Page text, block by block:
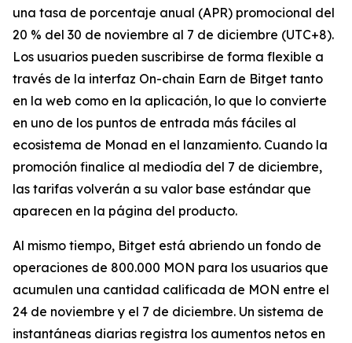
una tasa de porcentaje anual (APR) promocional del
20 % del 30 de noviembre al 7 de diciembre (UTC+8).
Los usuarios pueden suscribirse de forma flexible a
través de la interfaz On-chain Earn de Bitget tanto
en la web como en la aplicación, lo que lo convierte
en uno de los puntos de entrada más fáciles al
ecosistema de Monad en el lanzamiento. Cuando la
promoción finalice al mediodía del 7 de diciembre,
las tarifas volverán a su valor base estándar que
aparecen en la página del producto.
Al mismo tiempo, Bitget está abriendo un fondo de
operaciones de 800.000 MON para los usuarios que
acumulen una cantidad calificada de MON entre el
24 de noviembre y el 7 de diciembre. Un sistema de
instantáneas diarias registra los aumentos netos en